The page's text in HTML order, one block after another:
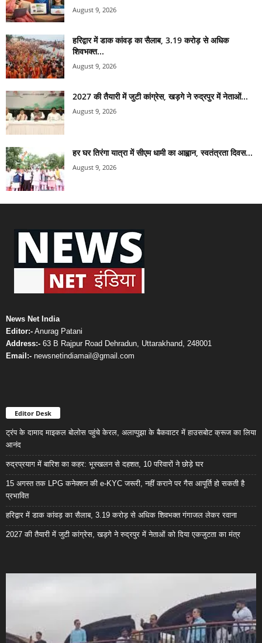
August 9, 2026
हरिद्वार में डाक कांवड़ का सैलाब, 3.19 करोड़ से अधिक
शिवभक्त...
August 9, 2026
2027 की तैयारी में जुटी कांग्रेस, खड़गे ने रुद्रपुर में नेताओं...
August 9, 2026
हर घर तिरंगा यात्रा में सीएम धामी का आह्वान, स्वतंत्रता दिवस...
August 9, 2026
News Net India
Editor:- Anurag Patani
Address:- 63 B Rajpur Road Dehradun, Uttarakhand, 248001
Email:- newsnetindiamail@gmail.com
Editor Desk
ट्रंप के दामाद माइकल बोलोस पहुंचे केरल, अलाप्पुझा के बैकवाटर में हाउसबोट क्रूज का लिया
आनंद
रुद्रप्रयाग में बारिश का कहर: भूस्खलन से दहशत, 10 परिवारों ने छोड़े घर
15 अगस्त तक LPG कनेक्शन की e-KYC जरूरी, नहीं कराने पर गैस आपूर्ति हो सकती है
प्रभावित
हरिद्वार में डाक कांवड़ का सैलाब, 3.19 करोड़ से अधिक शिवभक्त गंगाजल लेकर रवाना
2027 की तैयारी में जुटी कांग्रेस, खड़गे ने रुद्रपुर में नेताओं को दिया एकजुटता का मंत्र